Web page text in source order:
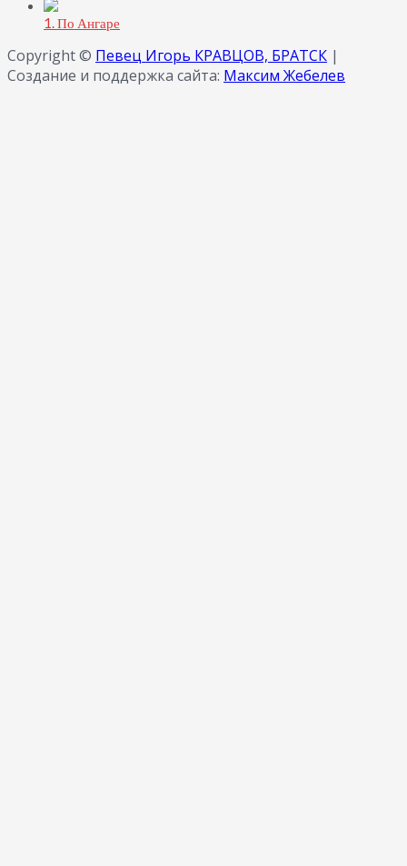
1. По Ангаре
Copyright © Певец Игорь КРАВЦОВ, БРАТСК |
Создание и поддержка сайта: Максим Жебелев